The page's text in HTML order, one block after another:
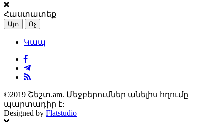
Հաստատեք
Այո Ոչ
Կապ
©2019 Շեշտ.am. Մեջբերումներ անելիս հղումը
պարտադիր է:
Designed by Flatstudio